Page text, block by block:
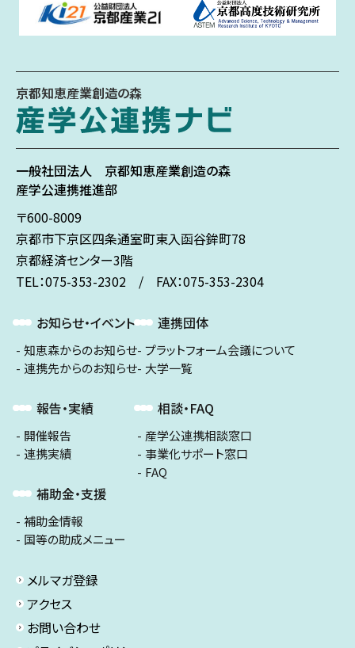
京都知恵産業創造の森
一般社団法人 京都知恵産業創造の森
産学公連携推進部
〒600-8009
京都市下京区四条通室町東入函谷鉾町78
京都経済センター3階
TEL：075-353-2302 / FAX：075-353-2304
お知らせ・イベント
知恵森からのお知らせ
連携先からのお知らせ
報告・実績
開催報告
連携実績
補助金・支援
補助金情報
国等の助成メニュー
連携団体
プラットフォーム会議について
大学一覧
相談・FAQ
産学公連携相談窓口
事業化サポート窓口
FAQ
メルマガ登録
アクセス
お問い合わせ